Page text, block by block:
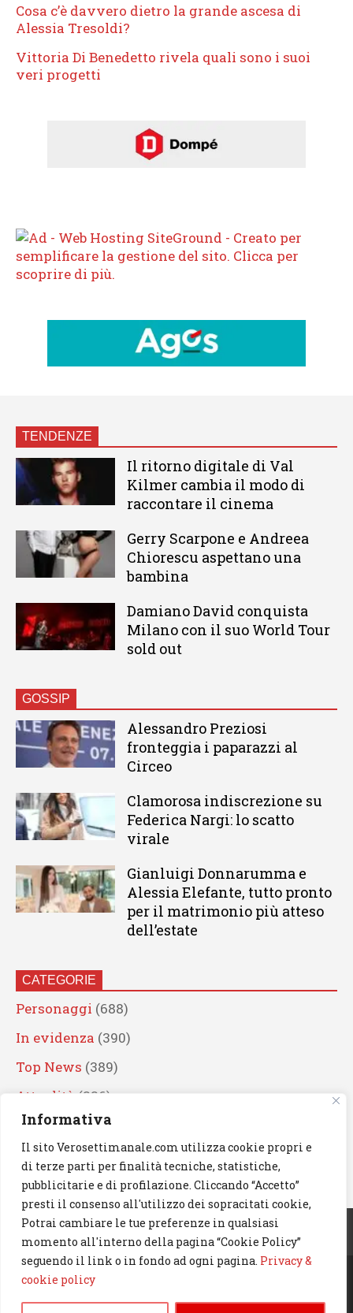
Informativa
Il sito Verosettimanale.com utilizza cookie propri e
di terze parti per finalità tecniche, statistiche,
pubblicitarie e di profilazione. Cliccando “Accetto”
presti il consenso all'utilizzo dei sopracitati cookie,
Potrai cambiare le tue preferenze in qualsiasi
momento all'interno della pagina “Cookie Policy”
seguendo il link o in fondo ad ogni pagina. Privacy &
cookie policy
Cosa c’è davvero dietro la grande ascesa di
Alessia Tresoldi?
Vittoria Di Benedetto rivela quali sono i suoi
veri progetti
TENDENZE
Il ritorno digitale di Val
Kilmer cambia il modo di
raccontare il cinema
Gerry Scarpone e Andreea
Chiorescu aspettano una
bambina
Damiano David conquista
Milano con il suo World Tour
sold out
GOSSIP
Alessandro Preziosi
fronteggia i paparazzi al
Circeo
Clamorosa indiscrezione su
Federica Nargi: lo scatto
virale
Gianluigi Donnarumma e
Alessia Elefante, tutto pronto
per il matrimonio più atteso
dell’estate
CATEGORIE
Personaggi (688)
In evidenza (390)
Top News (389)
Attualità (336)
Eventi(330)
Artisti (241)
News(238)
Cerca
© 2023 Verosettimanale.com. All rights reserved.